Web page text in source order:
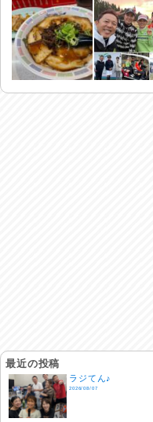
最近の投稿
ラジてん♪
2026/08/07